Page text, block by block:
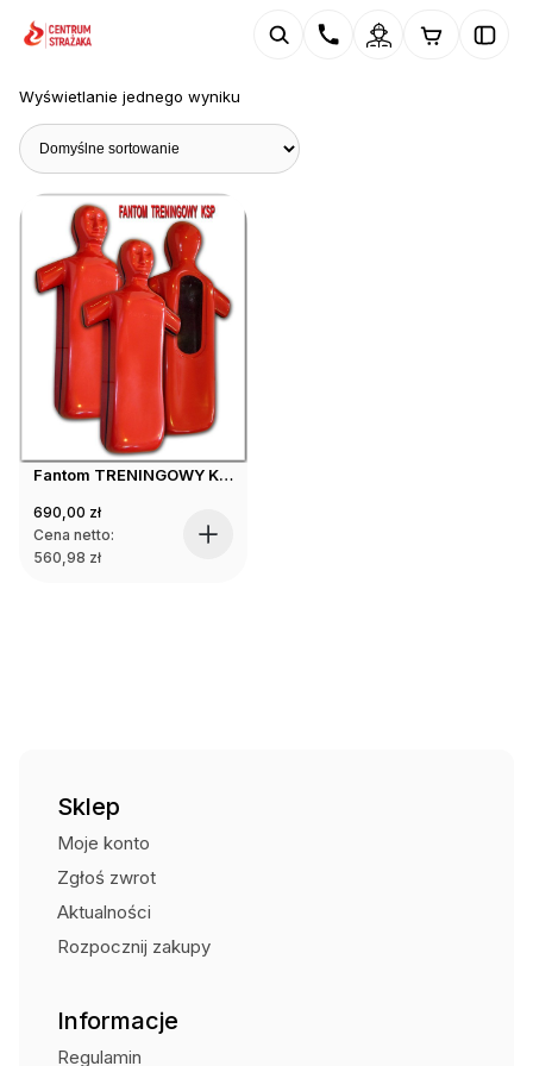
Wyświetlanie jednego wyniku
Fantom TRENINGOWY KSP
690,00 zł
Cena netto:
560,98 zł
Sklep
Moje konto
Zgłoś zwrot
Aktualności
Rozpocznij zakupy
Informacje
Regulamin